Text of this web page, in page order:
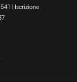
| Iscrizione